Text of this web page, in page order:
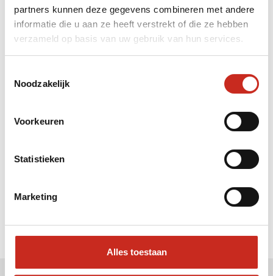
partners kunnen deze gegevens combineren met andere
informatie die u aan ze heeft verstrekt of die ze hebben
verzameld op basis van uw gebruik van hun services.
Noodzakelijk
Voorkeuren
Statistieken
Marketing
Alles toestaan
Liever meteen contact met
Vera ?
Mail: info@dim-sum.nl